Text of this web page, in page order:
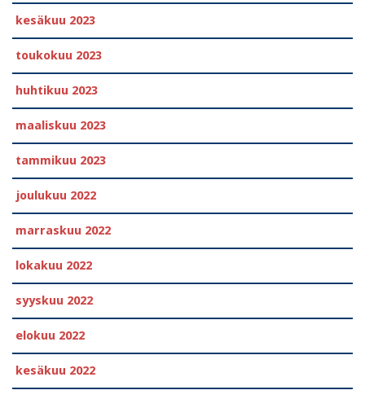
kesäkuu 2023
toukokuu 2023
huhtikuu 2023
maaliskuu 2023
tammikuu 2023
joulukuu 2022
marraskuu 2022
lokakuu 2022
syyskuu 2022
elokuu 2022
kesäkuu 2022